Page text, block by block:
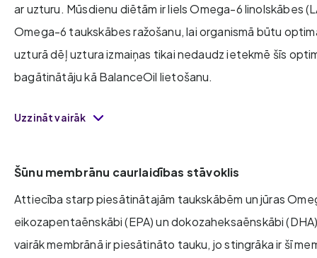
ar uzturu. Mūsdienu diētām ir liels Omega-6 linolskābes
Omega-6 taukskābes ražošanu, lai organismā būtu
uzturā dēļ uztura izmaiņas tikai nedaudz ietekmē šīs
bagātinātāju kā BalanceOil lietošanu.
Uzzināt vairāk
Šūnu membrānu caurlaidības stāvoklis
Attiecība starp piesātinātajām taukskābēm un jūras
eikozapentaēnskābi (EPA) un dokozaheksaēnskābi
vairāk membrānā ir piesātināto tauku, jo stingrāka ir šī